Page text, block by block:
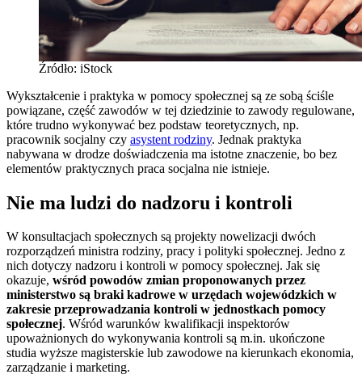
Źródło: iStock
Wykształcenie i praktyka w pomocy społecznej są ze sobą ściśle
powiązane, część zawodów w tej dziedzinie to zawody regulowane,
które trudno wykonywać bez podstaw teoretycznych, np.
pracownik socjalny czy asystent rodziny. Jednak praktyka
nabywana w drodze doświadczenia ma istotne znaczenie, bo bez
elementów praktycznych praca socjalna nie istnieje.
Nie ma ludzi do nadzoru i kontroli
W konsultacjach społecznych są projekty nowelizacji dwóch
rozporządzeń ministra rodziny, pracy i polityki społecznej. Jedno z
nich dotyczy nadzoru i kontroli w pomocy społecznej. Jak się
okazuje, wśród powodów zmian proponowanych przez
ministerstwo są braki kadrowe w urzędach wojewódzkich w
zakresie przeprowadzania kontroli w jednostkach pomocy
społecznej. Wśród warunków kwalifikacji inspektorów
upoważnionych do wykonywania kontroli są m.in. ukończone
studia wyższe magisterskie lub zawodowe na kierunkach ekonomia,
zarządzanie i marketing.